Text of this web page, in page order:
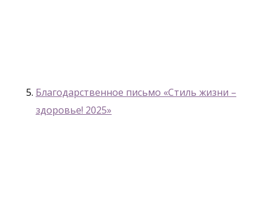
Благодарственное письмо «Стиль жизни –
здоровье! 2025»